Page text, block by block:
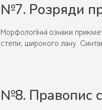
№7. Розряди
Морфологічні ознаки
степи; широкого лану.
№8. Правопис